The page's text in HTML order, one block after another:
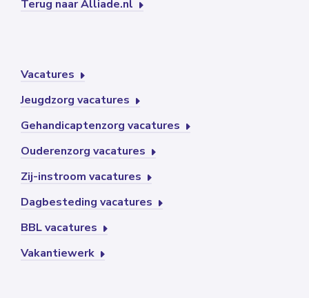
Terug naar Alliade.nl
Vacatures
Jeugdzorg vacatures
Gehandicaptenzorg vacatures
Ouderenzorg vacatures
Zij-instroom vacatures
Dagbesteding vacatures
BBL vacatures
Vakantiewerk